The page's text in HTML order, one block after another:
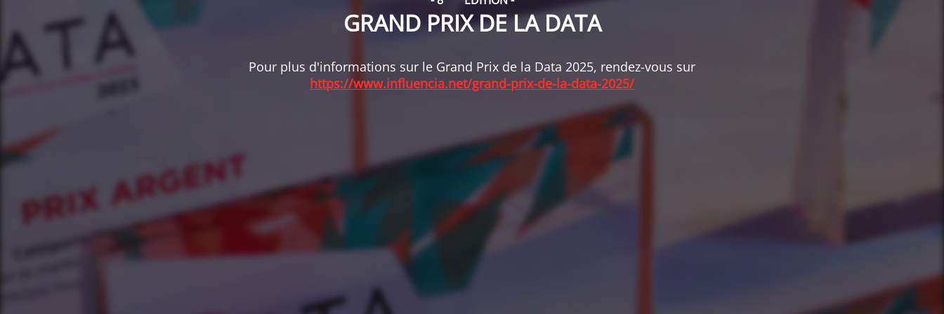
GRAND PRIX DE LA DATA
Pour plus d'informations sur le Grand Prix de la Data 2025, rendez-vous sur
https://www.influencia.net/grand-prix-de-la-data-2025/